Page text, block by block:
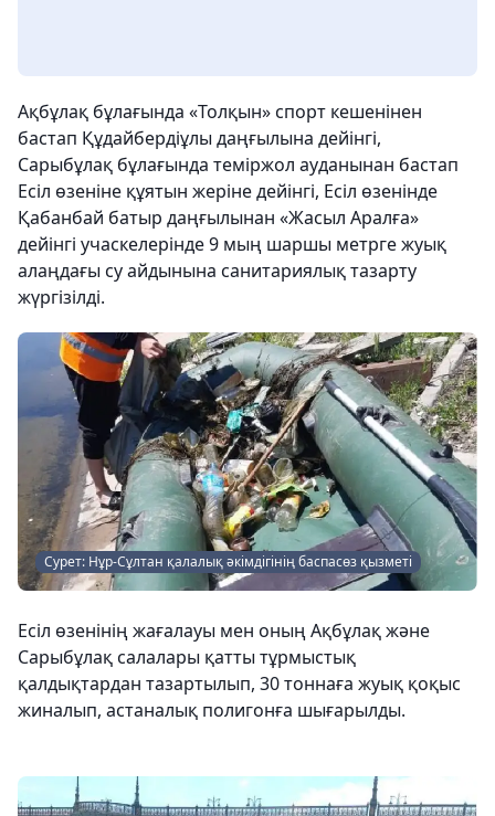
Ақбұлақ бұлағында «Толқын» спорт кешенінен
бастап Құдайбердіұлы даңғылына дейінгі,
Сарыбұлақ бұлағында теміржол ауданынан бастап
Есіл өзеніне құятын жеріне дейінгі, Есіл өзенінде
Қабанбай батыр даңғылынан «Жасыл Аралға»
дейінгі учаскелерінде 9 мың шаршы метрге жуық
алаңдағы су айдынына санитариялық тазарту
жүргізілді.
Сурет: Нұр-Сұлтан қалалық әкімдігінің баспасөз қызметі
Есіл өзенінің жағалауы мен оның Ақбұлақ және
Сарыбұлақ салалары қатты тұрмыстық
қалдықтардан тазартылып, 30 тоннаға жуық қоқыс
жиналып, астаналық полигонға шығарылды.